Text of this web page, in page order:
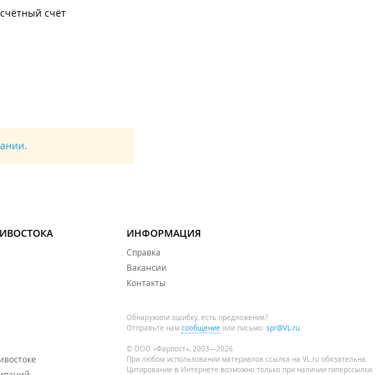
счёт
ИНФОРМАЦИЯ
Справка
Вакансии
Контакты
Обнаружили ошибку, есть предложения?
Отправьте нам сообщение или письмо: spr@VL.ru
© ООО «Фарпост», 2003—2026
При любом использовании материалов ссылка на VL.ru обязательна.
Цитирование в Интернете возможно только при наличии гиперссылки.